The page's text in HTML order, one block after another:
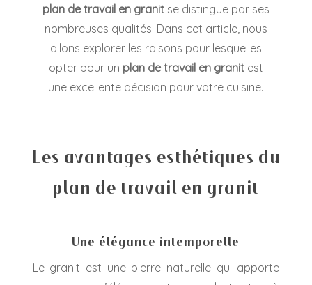
plan de travail en granitse distingue par ses
nombreuses qualités. Dans cet article, nous
allons explorer les raisons pour lesquelles
opter pour un plan de travail en granitest
une excellente décision pour votre cuisine.
Les avantages esthétiques du
plan de travail en granit
Une élégance intemporelle
Le granit est une pierre naturelle qui apporte